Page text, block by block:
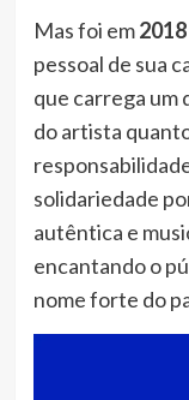
Mas foi em2018
pessoal de sua
que carrega um
do artista
solidariedade
autêntica e
encantando o
nome forte do